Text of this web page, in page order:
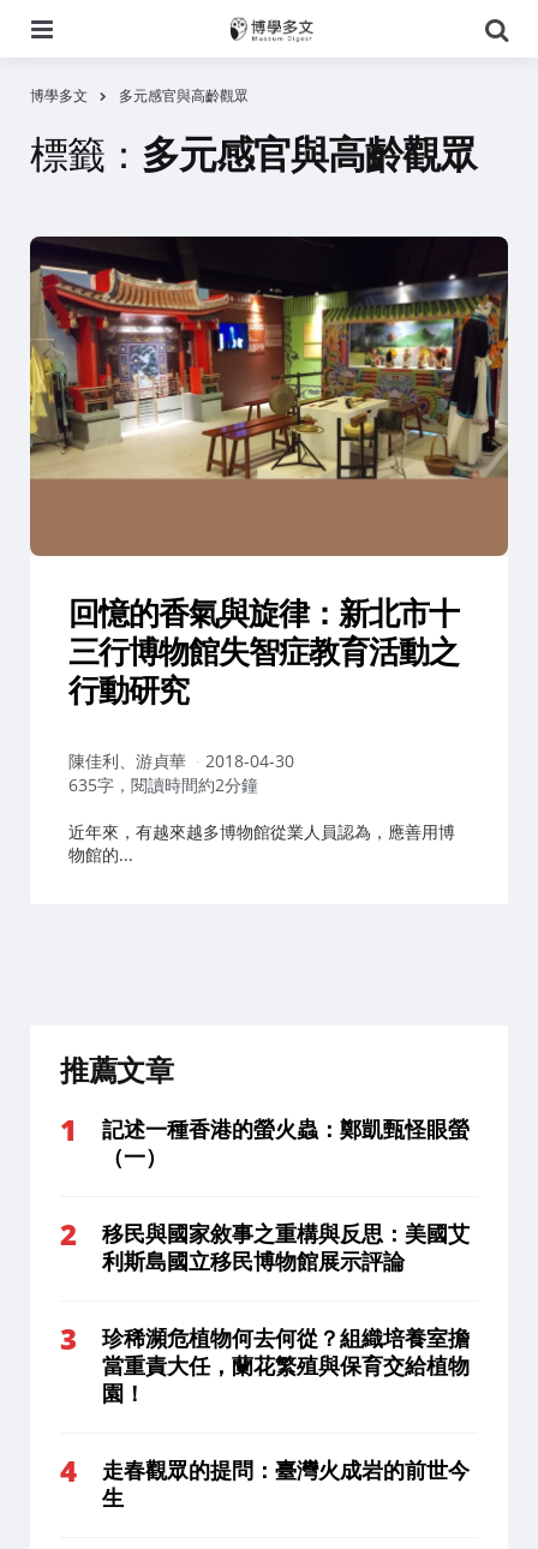
尋
博學多文 多元感官與高齡觀眾
標籤： 多元感官與高齡觀眾
回憶的香氣與旋律：新北市十
三行博物館失智症教育活動之
行動研究
作
者：
陳佳利、游貞華
2018-04-30
635字，閱讀時間約2分鐘
近年來，有越來越多博物館從業人員認為，應善用博
物館的...
推薦文章
記述一種香港的螢火蟲：鄭凱甄怪眼螢
（一）
移民與國家敘事之重構與反思：美國艾
利斯島國立移民博物館展示評論
珍稀瀕危植物何去何從？組織培養室擔
當重責大任，蘭花繁殖與保育交給植物
園！
走春觀眾的提問：臺灣火成岩的前世今
生